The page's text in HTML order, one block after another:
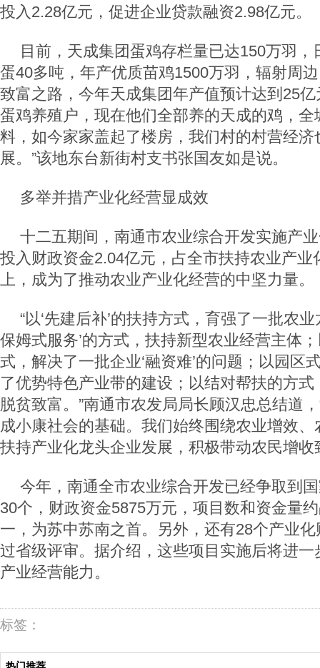
投入2.28亿元，促进企业贷款融资2.98亿元。
目前，天成集团蛋鸡存栏量已达150万羽，
蛋40多吨，年产优质苗鸡1500万羽，辐射周
致富之路，今年天成集团年产值预计达到 25亿
蛋鸡养殖户，现在他们全部养的天成的鸡，
料，如今家家盖起了楼房，我们村的村营经
展。”该地东台新街村支书张国友如是说。
多举并措产业化经营显成效
十二五期间，南通市农业综合开发实施产
投入财政资金2.04亿元，占全市扶持农业产业
上，成为了推动农业产业化经营的中坚力量。
“以‘先建后补’的扶持方式，育强了一批农
保姆式服务’的方式，扶持新型农业经营主体
式，解决了一批企业‘融资难’的问题；以园区
了优势特色产业带的建设；以结对帮扶的方
脱贫致富。”南通市农发局局长顾汉忠总结道
成小康社会的基础。我们始终围绕农业增效
扶持产业化龙头企业发展，积极带动农民增收
今年，南通全市农业综合开发已经争取到
30个，财政资金5875万元，项目数和资金量
一，为苏中苏南之首。另外，还有28个产业
过省级评审。据介绍，这些项目实施后将进
产业经营能力。
标签：